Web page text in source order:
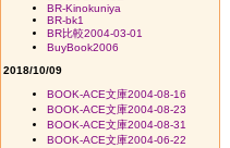
BR-Kinokuniya
BR-bk1
BR比較2004-03-01
BuyBook2006
2018/10/09
BOOK-ACE文庫2004-08-16
BOOK-ACE文庫2004-08-23
BOOK-ACE文庫2004-08-31
BOOK-ACE文庫2004-06-22